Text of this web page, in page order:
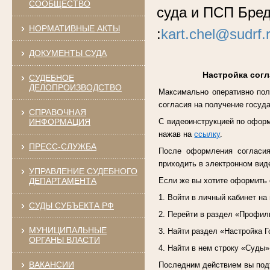
СООБЩЕСТВО
НОРМАТИВНЫЕ АКТЫ
ДОКУМЕНТЫ СУДА
СУДЕБНОЕ
ДЕЛОПРОИЗВОДСТВО
СПРАВОЧНАЯ
ИНФОРМАЦИЯ
ПРЕСС-СЛУЖБА
УПРАВЛЕНИЕ СУДЕБНОГО
ДЕПАРТАМЕНТА
СУДЫ СУБЪЕКТА РФ
МУНИЦИПАЛЬНЫЕ
ОРГАНЫ ВЛАСТИ
ВАКАНСИИ
суда и ПСП
:
Настройка
Максимально оперативно
согласия на получение
С видеоинструкцией по
нажав нассылку.
После оформления
приходить в электронном
Если же вы хотите оформить
1. Войти в личный кабинет на
2. Перейти в раздел
3. Найти раздел «Настройка
4. Найти в нем строку «Суды»
Последним действием вы